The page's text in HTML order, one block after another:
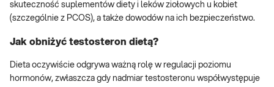
skuteczność suplementów diety i leków ziołowych u kobiet
(szczególnie z PCOS), a także dowodów na ich bezpieczeństwo.
Jak obniżyć testosteron dietą?
Dieta oczywiście odgrywa ważną rolę w regulacji poziomu
hormonów, zwłaszcza gdy nadmiar testosteronu współwystępuje